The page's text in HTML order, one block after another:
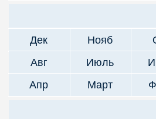
Дек
Нояб
Авг
Июль
Апр
Март